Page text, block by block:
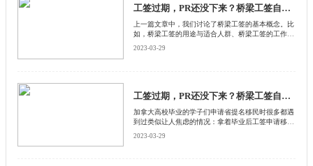
工签过期，PR还没下来？桥梁工签自助手册(中)
上一篇文章中，我们讨论了桥梁工签的基本概念。比
如，桥梁工签的用途与适合人群、桥梁工签的工作地
2023-03-29
工签过期，PR还没下来？桥梁工签自助手册(上)
加拿大高校毕业的学子们申请省提名移民时很多都遇
到过类似让人焦虑的情况：拿着毕业后工签申请移
2023-03-29